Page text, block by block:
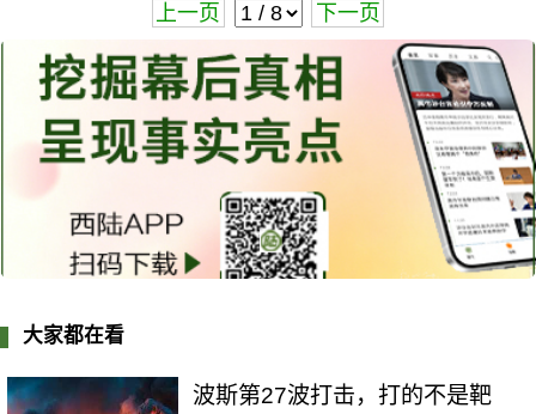
上一页 下一页
大家都在看
波斯第27波打击，打的不是靶